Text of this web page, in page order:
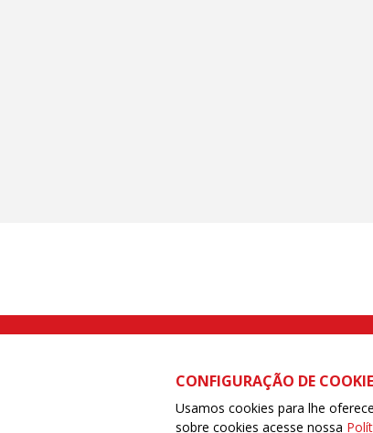
Rua Caetano Pinto nº 575
CONFIGURAÇÃO DE
Usamos cookies para lhe
sobre cookies acesse nossa